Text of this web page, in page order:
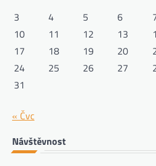
3
4 5 6
10
11 12 13
17
18 19 20
24
25 26 27
31
« Čvc
Návštěvnost